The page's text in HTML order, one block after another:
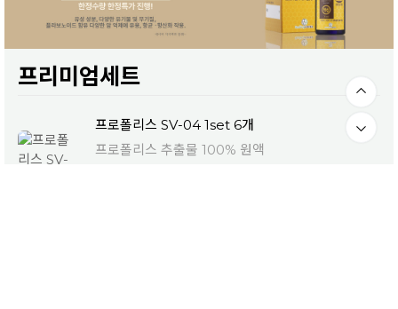
프리미엄세트
프로폴리스 SV-04 1set 6개
프로폴리스 추출물 100% 원액